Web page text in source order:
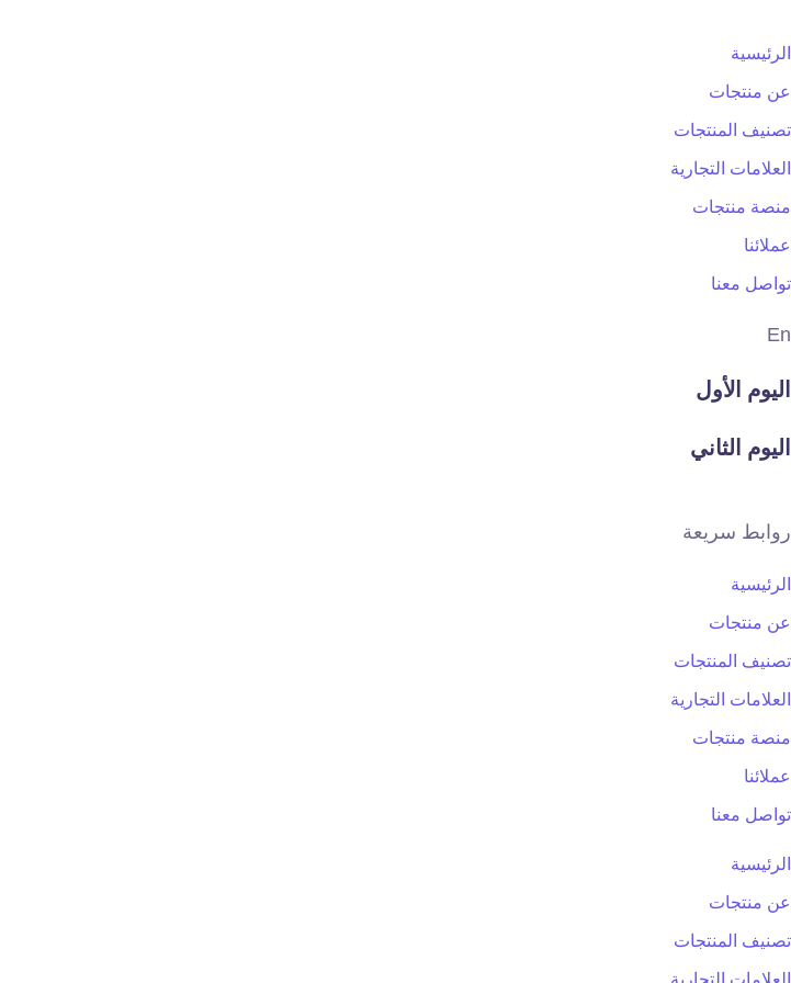
الرئيسية
عن منتجات
تصنيف المنتجات
العلامات التجارية
منصة منتجات
عملائنا
تواصل معنا
En
اليوم الأول
اليوم الثاني
روابط سريعة
الرئيسية
عن منتجات
تصنيف المنتجات
العلامات التجارية
منصة منتجات
عملائنا
تواصل معنا
الرئيسية
عن منتجات
تصنيف المنتجات
العلامات التجارية